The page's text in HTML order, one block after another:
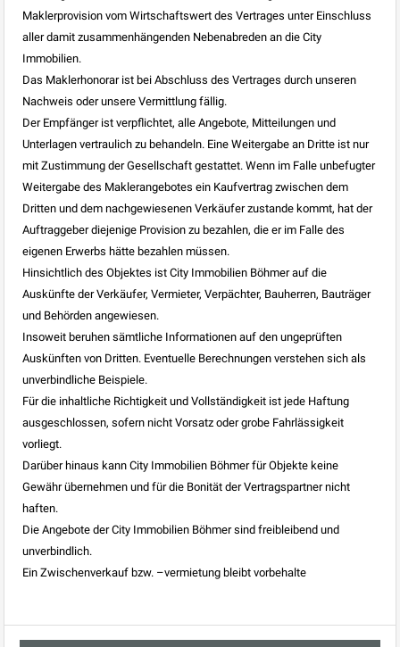
Maklerprovision vom Wirtschaftswert des Vertrages unter Einschluss
aller damit zusammenhängenden Nebenabreden an die City
Immobilien.
Das Maklerhonorar ist bei Abschluss des Vertrages durch unseren
Nachweis oder unsere Vermittlung fällig.
Der Empfänger ist verpflichtet, alle Angebote, Mitteilungen und
Unterlagen vertraulich zu behandeln. Eine Weitergabe an Dritte ist nur
mit Zustimmung der Gesellschaft gestattet. Wenn im Falle unbefugter
Weitergabe des Maklerangebotes ein Kaufvertrag zwischen dem
Dritten und dem nachgewiesenen Verkäufer zustande kommt, hat der
Auftraggeber diejenige Provision zu bezahlen, die er im Falle des
eigenen Erwerbs hätte bezahlen müssen.
Hinsichtlich des Objektes ist City Immobilien Böhmer auf die
Auskünfte der Verkäufer, Vermieter, Verpächter, Bauherren, Bauträger
und Behörden angewiesen.
Insoweit beruhen sämtliche Informationen auf den ungeprüften
Auskünften von Dritten. Eventuelle Berechnungen verstehen sich als
unverbindliche Beispiele.
Für die inhaltliche Richtigkeit und Vollständigkeit ist jede Haftung
ausgeschlossen, sofern nicht Vorsatz oder grobe Fahrlässigkeit
vorliegt.
Darüber hinaus kann City Immobilien Böhmer für Objekte keine
Gewähr übernehmen und für die Bonität der Vertragspartner nicht
haften.
Die Angebote der City Immobilien Böhmer sind freibleibend und
unverbindlich.
Ein Zwischenverkauf bzw. –vermietung bleibt vorbehalte